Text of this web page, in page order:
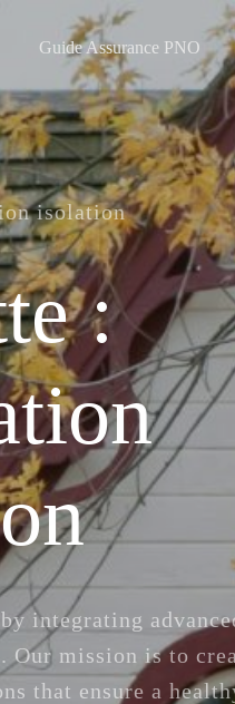
Guide Assurance PNO
isolation
:
integrating
Our mission is to
that ensure a